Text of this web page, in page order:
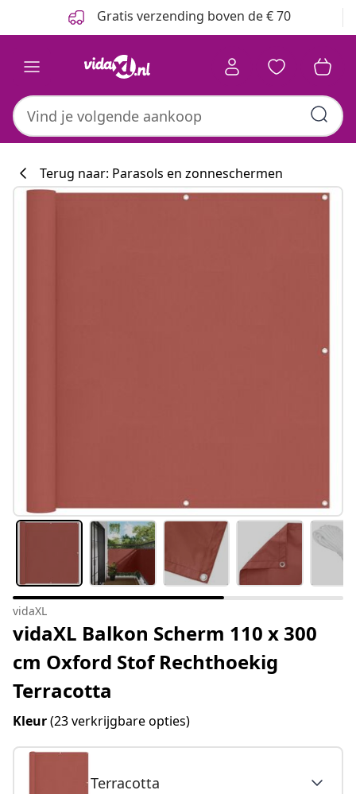
Gratis verzending boven de € 70
Terug naar: Parasols en zonneschermen
vidaXL
vidaXL Balkon Scherm 110 x 300
cm Oxford Stof Rechthoekig
Terracotta
Kleur(23 verkrijgbare opties)
Terracotta